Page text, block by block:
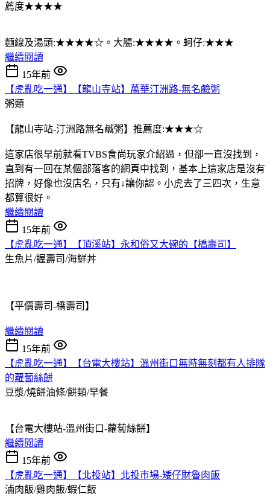
薦度★★★★
麵線及湯頭:★★★★☆。大腸:★★★★。蚵仔:★★★
繼續閱讀
15年前
【虎亂吃一通】【龍山寺站】萬華汀洲路-無名鹼粥
粥類
【龍山寺站-汀洲路無名鹹粥】推薦度:★★★☆
這家店很早前就看TVBS食尚玩家介紹過，但卻一直沒找到，
直到有一回在某個部落客的網頁中找到，基本上這家店是沒有
招牌，好像也沒店名，只有↓讓你認。小虎去了三四次，生意
都算很好。
繼續閱讀
15年前
【虎亂吃一通】【頂溪站】永和俗又大碗的【橋壽司】
生魚片/握壽司/海鮮丼
【平價壽司-橋壽司】
繼續閱讀
15年前
【虎亂吃一通】【台電大樓站】溫州街口無時無刻都有人排隊
的蘿蔔絲餅
豆漿/燒餅油條/餅類/早餐
【台電大樓站-溫州街口-蘿蔔絲餅】
繼續閱讀
15年前
【虎亂吃一通】【北投站】北投市場-矮仔財魯肉飯
滷肉飯/雞肉飯/蝦仁飯